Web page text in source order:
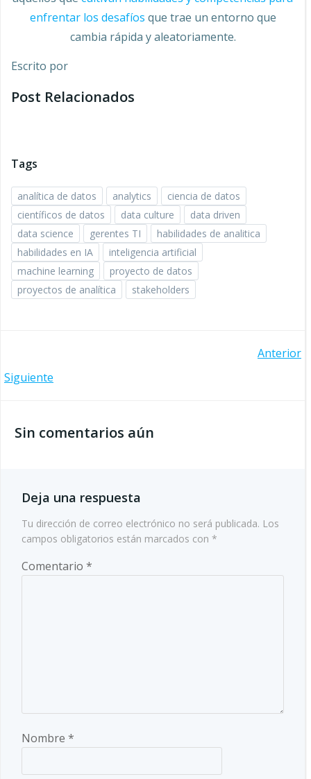
enfrentar los desafíos que trae un entorno que
cambia rápida y aleatoriamente.
Escrito por
Post Relacionados
Tags
analítica de datos analytics
ciencia de datos
científicos de datos
data culture
data driven
data science
gerentes TI
habilidades de analitica
habilidades en IA
inteligencia artificial
machine learning
proyecto de datos
proyectos de analítica
stakeholders
de
entradas
Anterior
Navegación
de
entradas
Siguiente
Sin comentarios aún
Deja una respuesta
Tu dirección de correo electrónico no será publicada. Los
campos obligatorios están marcados con *
Comentario *
Nombre *